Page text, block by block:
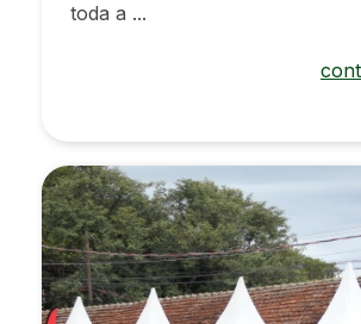
toda a ...